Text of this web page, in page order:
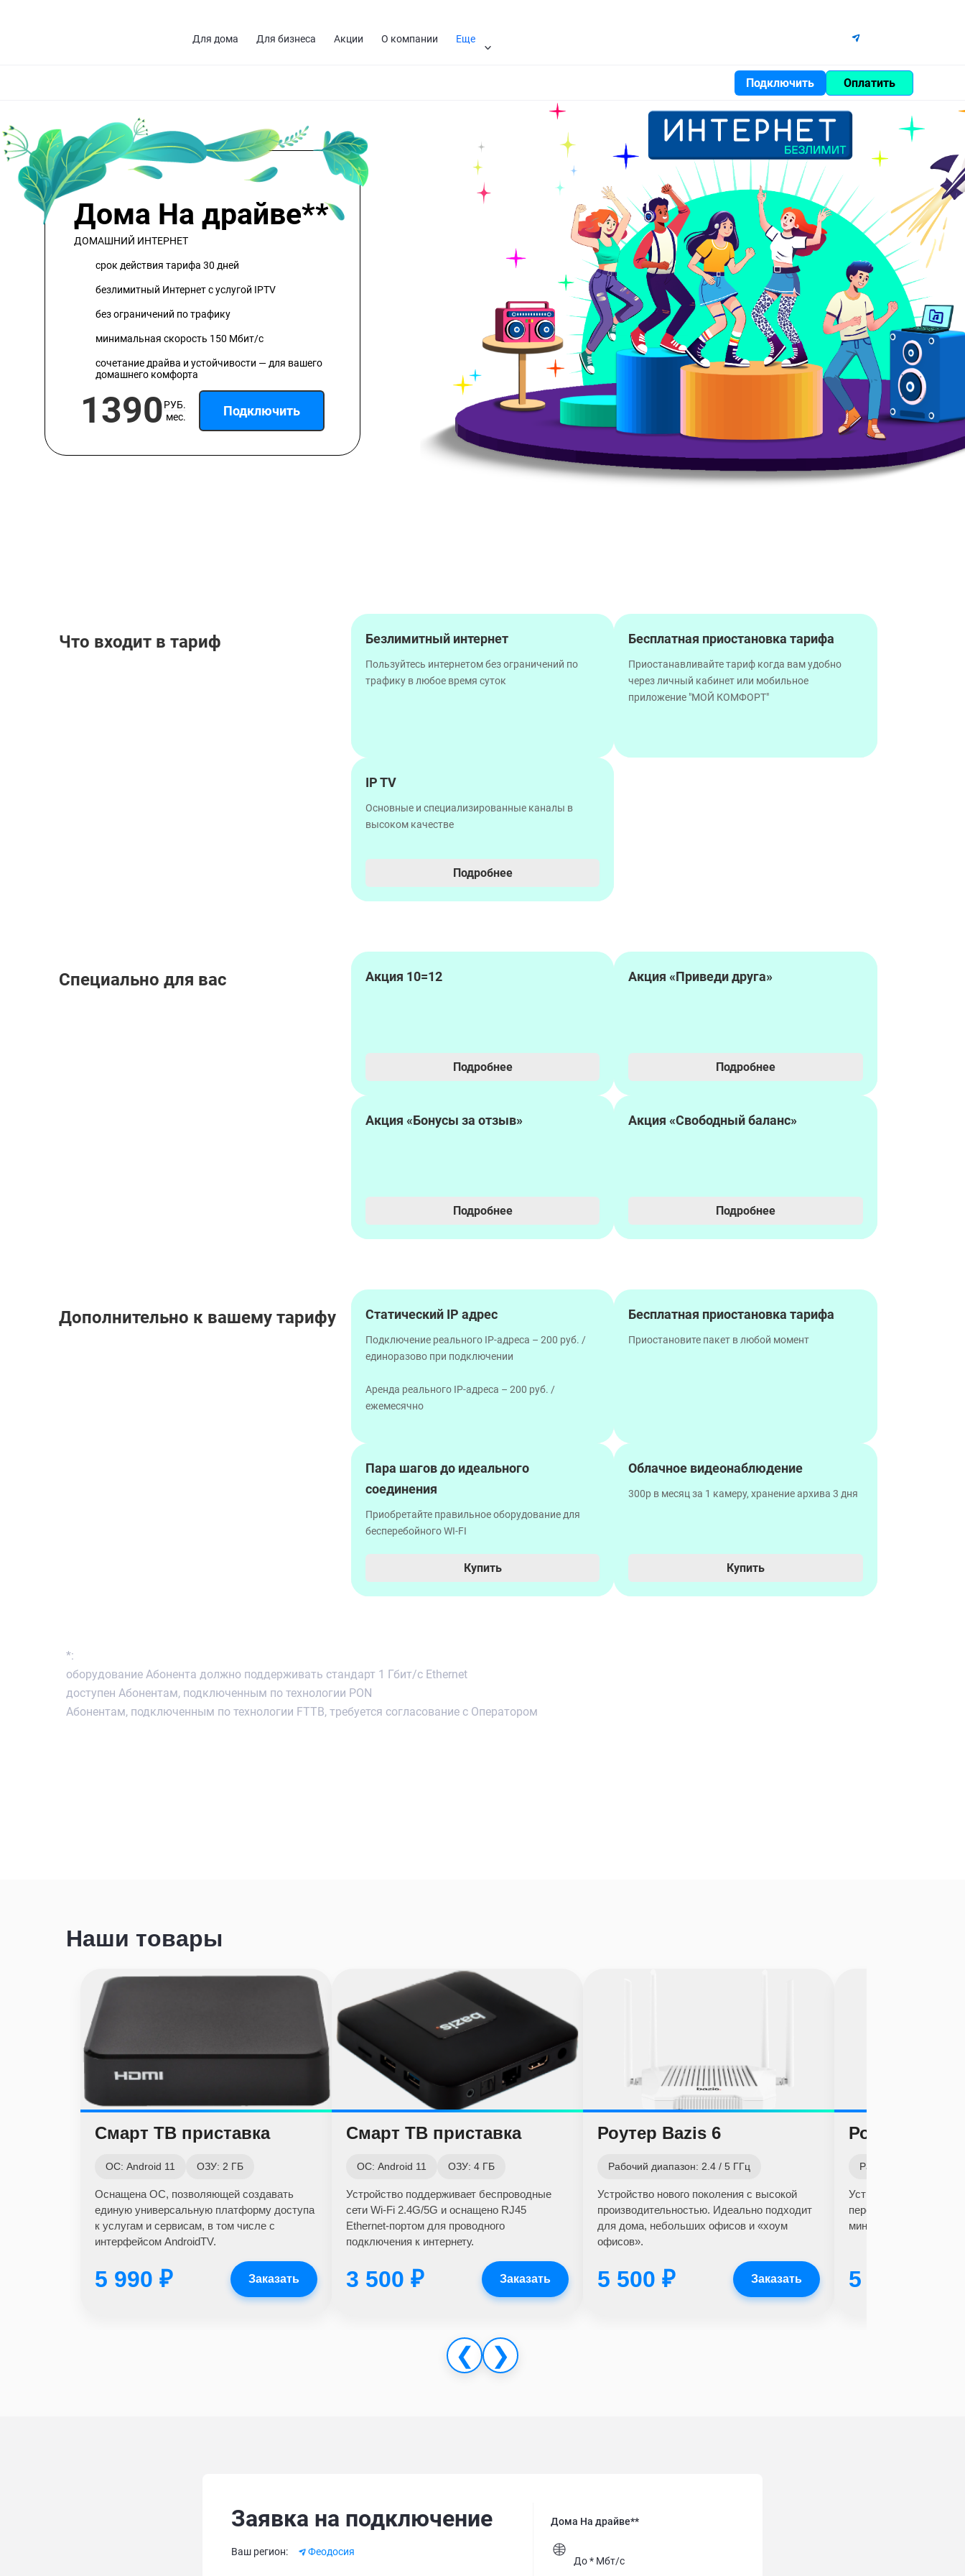
Для дома Для бизнеса Акции О компании Еще
Подключить Оплатить
Дома На драйве**
ДОМАШНИЙ ИНТЕРНЕТ
срок действия тарифа 30 дней
безлимитный Интернет с услугой IPTV
без ограничений по трафику
минимальная скорость 150 Мбит/с
сочетание драйва и устойчивости — для вашего
домашнего комфорта
1390РУБ.
мес.
Подключить
Что входит в тариф Безлимитный интернет
Пользуйтесь интернетом без ограничений по
трафику в любое время суток
Бесплатная приостановка тарифа
Приостанавливайте тариф когда вам удобно
через личный кабинет или мобильное
приложение "МОЙ КОМФОРТ"
IP TV
Основные и специализированные каналы в
высоком качестве
Подробнее
Специально для вас Акция 10=12
Подробнее
Акция «Приведи друга»
Подробнее
Акция «Бонусы за отзыв»
Подробнее
Акция «Свободный баланс»
Подробнее
Дополнительно к вашему тарифу Статический IP адрес
Подключение реального IP-адреса – 200 руб. /
единоразово при подключении
Аренда реального IP-адреса – 200 руб. /
ежемесячно
Бесплатная приостановка тарифа
Приостановите пакет в любой момент
Пара шагов до идеального
соединения
Приобретайте правильное оборудование для
бесперебойного WI-FI
Купить
Облачное видеонаблюдение
300р в месяц за 1 камеру, хранение архива 3 дня
Купить
*:
оборудование Абонента должно поддерживать стандарт 1 Гбит/с Ethernet
доступен Абонентам, подключенным по технологии PON
Абонентам, подключенным по технологии FTTB, требуется согласование с Оператором
Наши товары
Смарт ТВ приставка
ОС: Android 11 ОЗУ: 2 ГБ
Оснащена ОС, позволяющей создавать
единую универсальную платформу доступа
к услугам и сервисам, в том числе с
интерфейсом AndroidTV.
5 990 ₽ Заказать
Смарт ТВ приставка
ОС: Android 11 ОЗУ: 4 ГБ
Устройство поддерживает беспроводные
сети Wi-Fi 2.4G/5G и оснащено RJ45
Ethernet-портом для проводного
подключения к интернету.
3 500 ₽ Заказать
Роутер Bazis 6
Рабочий диапазон: 2.4 / 5 ГГц
Устройство нового поколения с высокой
производительностью. Идеально подходит
для дома, небольших офисов и «хоум
офисов».
5 500 ₽ Заказать
Роутер Origo
Рабочий диапазон:
Устройство
передачу данных
минимизируя
5 500 ₽
❮ ❯
Заявка на подключение
Ваш регион: Феодосия
Дома На драйве**
До * Мбт/с
Alternative: